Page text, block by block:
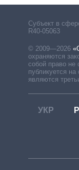
Субъект в
R40-05063
© 2009—2026
охраняются
собой право не
публикуется
являются
УКР